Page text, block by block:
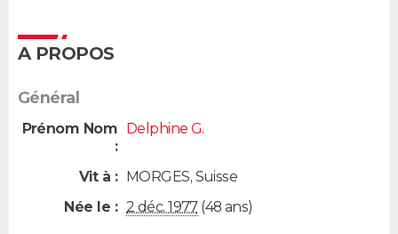
A PROPOS
Général
Prénom Nom
:
Delphine G.
Vit à : MORGES, Suisse
Née le : 2 déc. 1977(48 ans)